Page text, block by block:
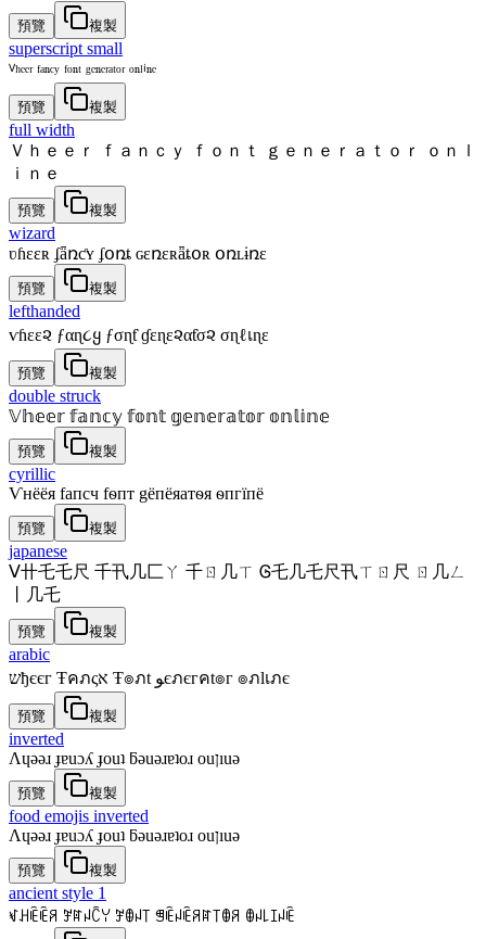
預覽 複製
superscript small
ⱽʰᵉᵉʳ ᶠᵃⁿᶜʸ ᶠᵒⁿᵗ ᵍᵉⁿᵉʳᵃᵗᵒʳ ᵒⁿˡⁱⁿᵉ
預覽 複製
full width
Ｖｈｅｅｒ ｆａｎｃｙ ｆｏｎｔ ｇｅｎｅｒａｔｏｒ ｏｎｌ
ｉｎｅ
預覽 複製
wizard
ʋɦɛɛʀ ʄǟռƈʏ ʄօռȶ ɢɛռɛʀǟȶօʀ օռʟɨռɛ
預覽 複製
lefthanded
ѵɦεε૨ ƒαɳ૮ყ ƒσɳƭ ɠεɳε૨αƭσ૨ σɳℓเɳε
預覽 複製
double struck
𝕍𝕙𝕖𝕖𝕣 𝕗𝕒𝕟𝕔𝕪 𝕗𝕠𝕟𝕥 𝕘𝕖𝕟𝕖𝕣𝕒𝕥𝕠𝕣 𝕠𝕟𝕝𝕚𝕟𝕖
預覽 複製
cyrillic
Ѵнёёя fапcч fѳпт gёпёяатѳя ѳпгїпё
預覽 複製
japanese
ᐯ卄乇乇尺 千卂几匚ㄚ 千ㄖ几ㄒ Ꮆ乇几乇尺卂ㄒㄖ尺 ㄖ几ㄥ
丨几乇
預覽 複製
arabic
שђєєг Ŧคภςא Ŧ๏ภt ﻮєภєгคt๏г ๏ภlเภє
預覽 複製
inverted
Λɥǝǝɹ ɟɐuɔʎ ɟouʇ ƃǝuǝɹɐʇoɹ ouןıuǝ
預覽 複製
food emojis inverted
Λɥǝǝɹ ɟɐuɔʎ ɟouʇ ƃǝuǝɹɐʇoɹ ouןıuǝ
預覽 複製
ancient style 1
ꃴꃅꍟꍟꋪ ꎇꍏꈤꉓꌩ ꎇꂦꈤ꓄ ꁅꍟꈤꍟꋪꍏ꓄ꂦꋪ ꂦꈤ꒒ꀤꈤꍟ